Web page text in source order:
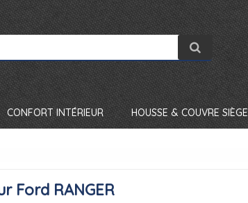
CONFORT INTÉRIEUR HOUSSE & COUVRE SIÈGE
Ford RANGER